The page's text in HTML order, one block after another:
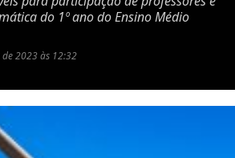
do 1º ano do Ensino Médio
2023 às 12:32